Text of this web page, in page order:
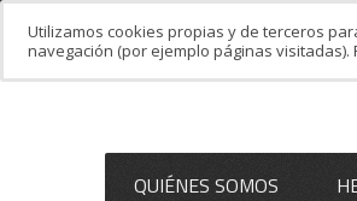
QUIÉNES SOMOS
Utilizamos cookies propias y de terceros
navegación (por ejemplo páginas